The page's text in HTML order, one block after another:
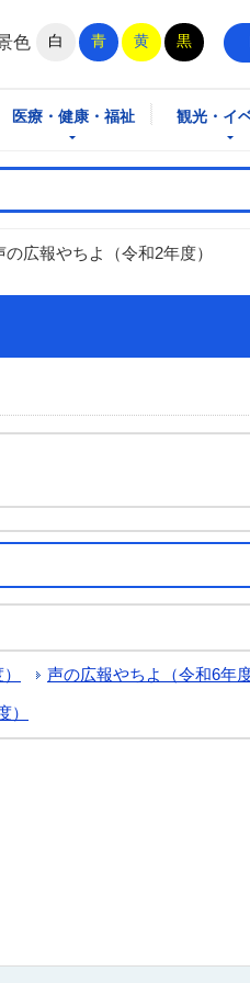
色 白 青 黄 黒
医療・健康・福祉 観光・イ
の広報やちよ（令和2年度）
声の広報やちよ（令和6年度
）